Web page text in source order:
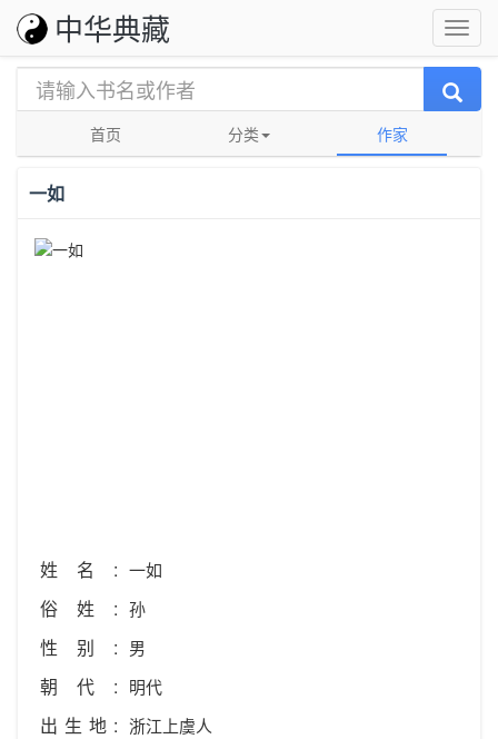
中华典藏
首页 分类 作家
一如
姓名: 一如
俗姓: 孙
性别: 男
朝代: 明代
出生地: 浙江上虞人